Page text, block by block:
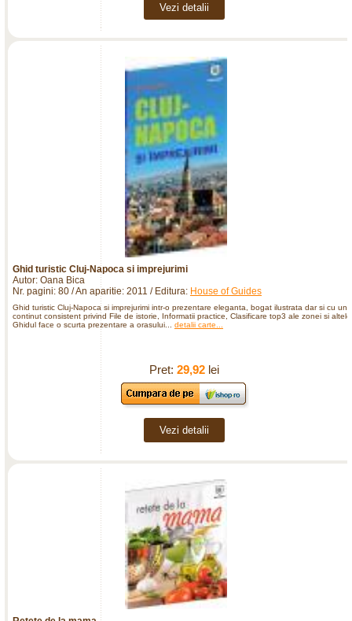
Vezi detalii
Ghid turistic Cluj-Napoca si imprejurimi
Autor: Oana Bica
Nr. pagini: 80 / An aparitie: 2011 / Editura: House of Guides
Ghid turistic Cluj-Napoca si imprejurimi intr-o prezentare eleganta, bogat ilustrata dar si cu un
continut consistent privind File de istorie, Informatii practice, Clasificare top3 ale zonei si
Ghidul face o scurta prezentare a orasului... detalii carte...
Pret: 29,92lei
Vezi detalii